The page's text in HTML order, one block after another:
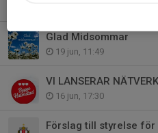
Glad Midsommar
19 jun, 11:49
VI LANSERAR
16 jun, 17:30
Förslag till styrelse för